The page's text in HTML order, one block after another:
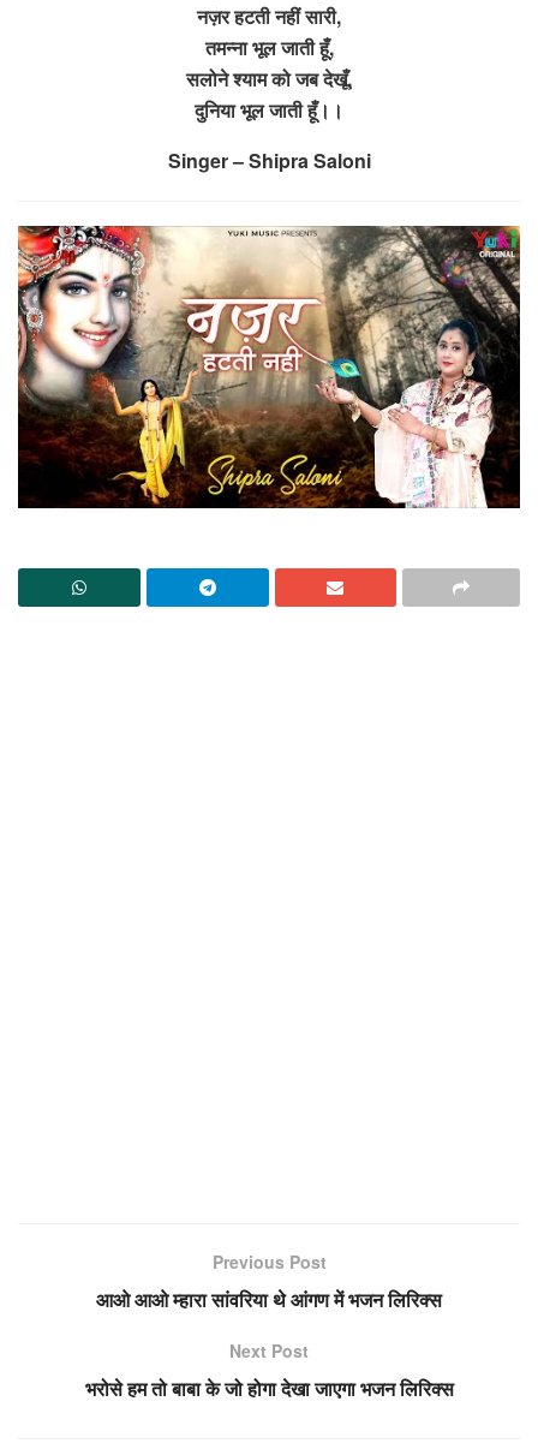
नज़र हटती नहीं सारी,
तमन्ना भूल जाती हूँ,
सलोने श्याम को जब देखूँ,
दुनिया भूल जाती हूँ।।
Singer – Shipra Saloni
Previous Post
आओ आओ म्हारा सांवरिया थे आंगण में भजन लिरिक्स
Next Post
भरोसे हम तो बाबा के जो होगा देखा जाएगा भजन लिरिक्स